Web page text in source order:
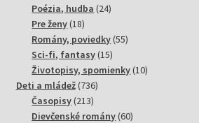
produktov
Poézia, hudba 2424
Pre ženy 1818
produktov
Romány, poviedky 5555
Sci-fi, fantasy 1515
produktov
Životopisy, spomienky 1010
Deti a mládež 736736
Časopisy 213213
produktov
Dievčenské romány 6060